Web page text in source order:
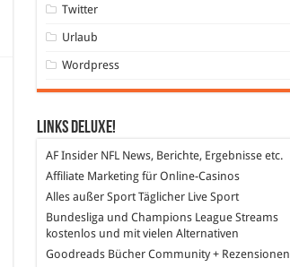
Twitter
Urlaub
Wordpress
Links DeLuXe!
AF InsiderNFL News, Berichte, Ergebnisse etc.
Affiliate Marketingfür Online-Casinos
Alles außer SportTäglicher Live Sport
Bundesliga und Champions League Streams
kostenlos und mit vielen Alternativen
GoodreadsBücher Community + Rezensionen